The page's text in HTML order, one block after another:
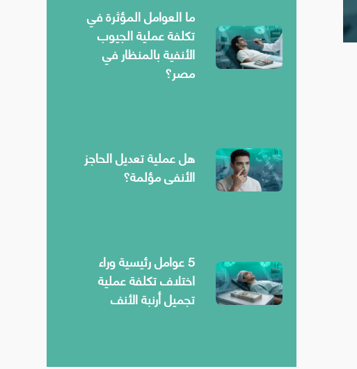
ما العوامل المؤثرة في
تكلفة عملية الجيوب
الأنفية بالمنظار في
مصر؟
هل عملية تعديل الحاجز
الأنفي مؤلمة؟
5 عوامل رئيسية وراء
اختلاف تكلفة عملية
تجميل أرنبة الأنف